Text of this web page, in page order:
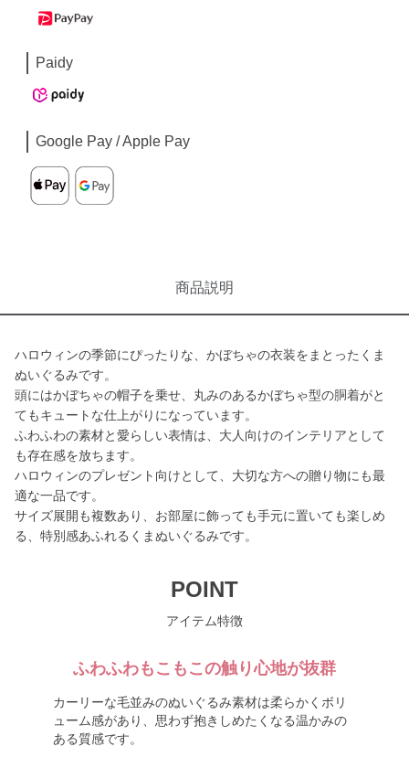
Paidy
Google Pay / Apple Pay
商品説明
ハロウィンの季節にぴったりな、かぼちゃの衣装をまとったくま
ぬいぐるみです。
頭にはかぼちゃの帽子を乗せ、丸みのあるかぼちゃ型の胴着がと
てもキュートな仕上がりになっています。
ふわふわの素材と愛らしい表情は、大人向けのインテリアとして
も存在感を放ちます。
ハロウィンのプレゼント向けとして、大切な方への贈り物にも最
適な一品です。
サイズ展開も複数あり、お部屋に飾っても手元に置いても楽しめ
る、特別感あふれるくまぬいぐるみです。
POINT
アイテム特徴
ふわふわもこもこの触り心地が抜群
カーリーな毛並みのぬいぐるみ素材は柔らかくボリ
ューム感があり、思わず抱きしめたくなる温かみの
ある質感です。